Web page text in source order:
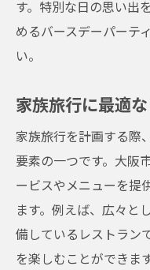
す。特別な日の思い出
めるバースデーパーテ
い。
家族旅行に最適
家族旅行を計画する際
要素の一つです。大阪
ービスやメニューを提
ます。例えば、広々と
備しているレストラン
を楽しむことができま